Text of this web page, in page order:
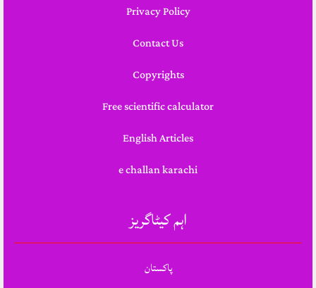
Privacy Policy
Contact Us
Copyrights
Free scientific calculator
English Articles
e challan karachi
اہم کیٹاگریز
پاکستان